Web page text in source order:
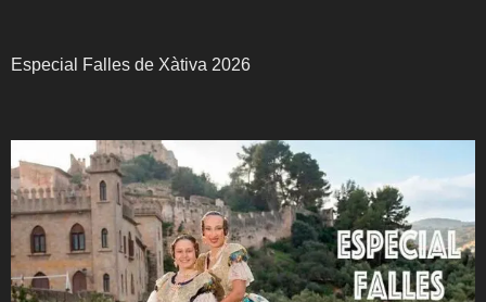
Especial Falles de Xàtiva 2026